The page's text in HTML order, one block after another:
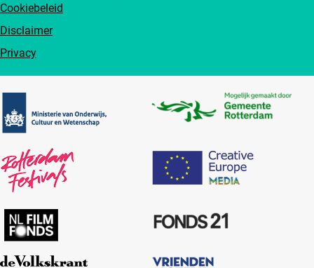
Cookiebeleid
Disclaimer
Privacy